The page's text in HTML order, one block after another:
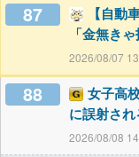
87
【自動
「金無き
2026/08/07
88
女子高
に誤射さ
2026/08/08